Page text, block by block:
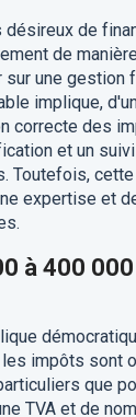
désireux de
de
sur une gestion
implique,
correcte des
et un
Toutefois,
expertise et
à 400
impôts sont
que
TVA et de